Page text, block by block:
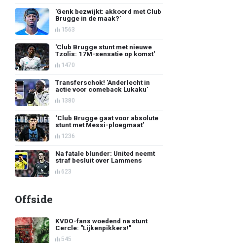
'Genk bezwijkt: akkoord met Club
Brugge in de maak?'
1563
'Club Brugge stunt met nieuwe
Tzolis: 17M-sensatie op komst'
1470
Transferschok! 'Anderlecht in
actie voor comeback Lukaku'
1380
‘Club Brugge gaat voor absolute
stunt met Messi-ploegmaat’
1236
Na fatale blunder: United neemt
straf besluit over Lammens
623
Offside
KVDO-fans woedend na stunt
Cercle: "Lijkenpikkers!"
545